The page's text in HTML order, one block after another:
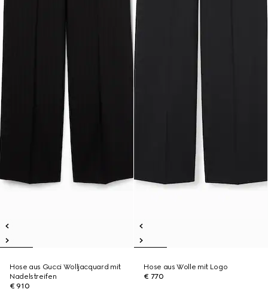
Hose aus Gucci Wolljacquard mit
Nadelstreifen
€ 910
Hose aus Wolle mit Logo
€ 770